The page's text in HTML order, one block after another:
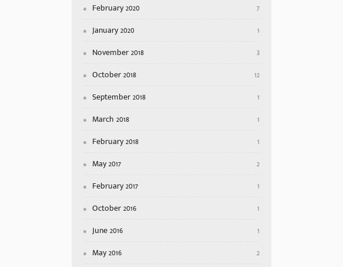
February 2020
7
January 2020
1
November 2018
3
October 2018
12
September 2018
1
March 2018
1
February 2018
1
May 2017
2
February 2017
1
October 2016
1
June 2016
1
May 2016
2